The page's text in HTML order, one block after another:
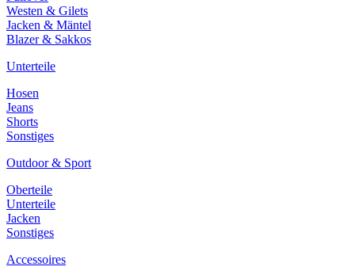
Westen & Gilets
Jacken & Mäntel
Blazer & Sakkos
Unterteile
Hosen
Jeans
Shorts
Sonstiges
Outdoor & Sport
Oberteile
Unterteile
Jacken
Sonstiges
Accessoires